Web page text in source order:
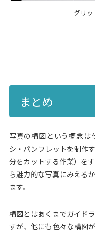
グリ
まとめ
写真の構図という概念は
シ・パンフレットを制作
分をカットする作業）を
ら魅力的な写真にみえる
ます。
構図とはあくまでガイド
すが、他にも色々な構図